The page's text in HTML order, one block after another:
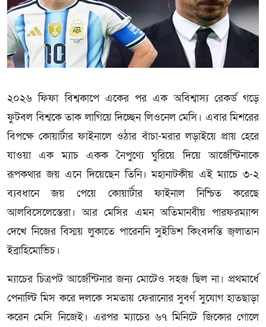
২০২৬ ফিফা বিশ্বকাপে একের পর এক অবিশ্বাস্য রেকর্ড গড়ে
ফুটবল বিশ্বকে তাক লাগিয়ে দিচ্ছেন লিওনেল মেসি। এবার মিশরের
বিপক্ষে কোয়ার্টার ফাইনালে ওঠার বাঁচা-মরার লড়াইয়ে প্রায় হেরে
যাওয়া এক ম্যাচ একক নৈপুণ্যে ঘুরিয়ে দিয়ে আর্জেন্টিনাকে
রূপকথার জয় এনে দিয়েছেন তিনি। মহানাটকীয় এই ম্যাচে ৩-২
ব্যবধানে জয় পেয়ে কোয়ার্টার ফাইনাল নিশ্চিত করেছে
আলবিসেলেস্তেরা। আর মেসির এমন অতিমানবীয় পারফরম্যান্স
দেখে নিজের বিস্ময় লুকাতে পারেননি সুইডিশ কিংবদন্তি জ্লাতান
ইব্রাহিমোভিচ।
ম্যাচের চিত্রপট আর্জেন্টিনার জন্য মোটেও সহজ ছিল না। প্রথমার্ধে
পেনাল্টি মিস করে দলকে সমতায় ফেরানোর সুবর্ণ সুযোগ হাতছাড়া
করেন মেসি নিজেই। এরপর ম্যাচের ৬৭ মিনিটে জিকোর গোলে